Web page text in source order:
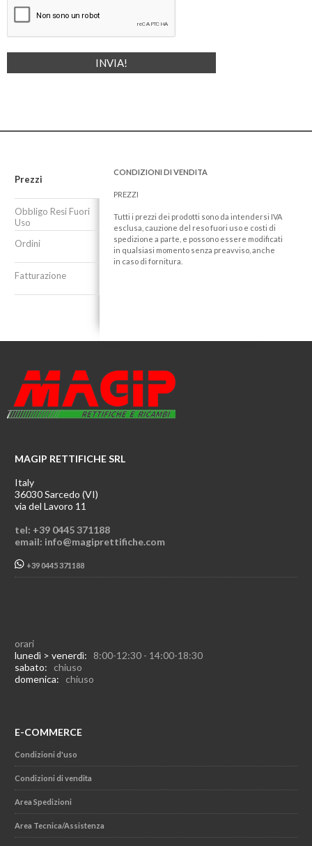
Prezzi
Obbligo Resi Fuori
Uso
Ordini
Fatturazione
CONDIZIONI DI VENDITA
PREZZI
Tutti i prezzi dei prodotti sono da intendersi IVA
esclusa, cauzione del reso fuori uso e costi di
spedizione a parte, e possono essere modificati
in qualsiasi momento senza preavviso, anche
in caso di fornitura.
MAGIP RETTIFICHE SRL
Italy
36030 Sarcedo (VI)
via del Lavoro 11
tel: +39 0445 371188
email: info@magiprettifiche.com
+39 0445 371188
orari
lunedì > venerdì: 8:00-12:30 - 14:00-18:30
sabato: chiuso
domenica: chiuso
E-COMMERCE
Condizioni d'uso
Condizioni di vendita
Area Spedizioni
Area Tecnica/Assistenza